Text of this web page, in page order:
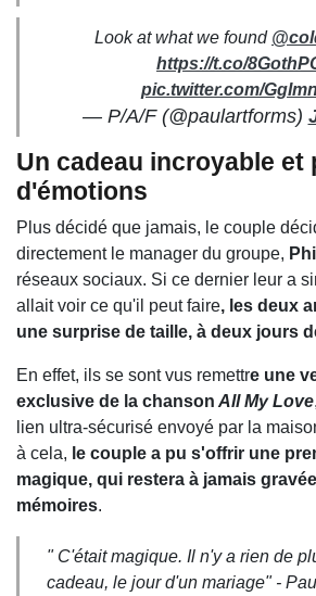
Look at what we found
https://t.co/
pic.twitter.com/
— P/A/F (@paulartforms)
Un cadeau incroyable et
d'émotions
Plus décidé que jamais, le couple
directement le manager du groupe,
réseaux sociaux. Si ce dernier leur a
allait voir ce qu'il peut faire, les deux
une surprise de taille, à deux jours
En effet, ils se sont vus remettre une
exclusive de la chanson All My Love
lien ultra-sécurisé envoyé par la
à cela, le couple a pu s'offrir une
magique, qui restera à jamais
mémoires.
" C'était magique. Il n'y a rien de
cadeau, le jour d'un mariage" -